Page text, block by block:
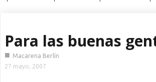
Para las buenas
■ Macarena Berlín
27 mayo, 2007